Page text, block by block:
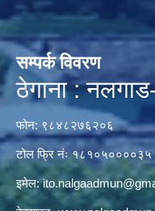
सम्पर्क विवरण
ठेगाना :
फोन: ९८४८२७६२०६
टोल फ्रि नंः १८१०५००००३५
इमेल: